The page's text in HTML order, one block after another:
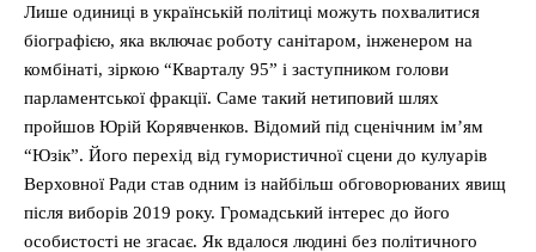
Лише одиниці в українській політиці можуть похвалитися
біографією, яка включає роботу санітаром, інженером на
комбінаті, зіркою “Кварталу 95” і заступником голови
парламентської фракції. Саме такий нетиповий шлях
пройшов Юрій Корявченков. Відомий під сценічним ім’ям
“Юзік”. Його перехід від гумористичної сцени до кулуарів
Верховної Ради став одним із найбільш обговорюваних явищ
після виборів 2019 року. Громадський інтерес до його
особистості не згасає. Як вдалося людині без політичного